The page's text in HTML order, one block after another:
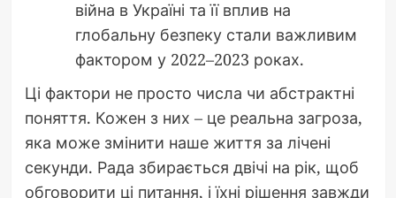
війна в Україні та її вплив на
глобальну безпеку стали важливим
фактором у 2022–2023 роках.
Ці фактори не просто числа чи абстрактні
поняття. Кожен з них – це реальна загроза,
яка може змінити наше життя за лічені
секунди. Рада збирається двічі на рік, щоб
обговорити ці питання, і їхні рішення завжди